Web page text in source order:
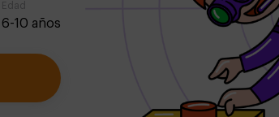
Edad
6-10 años